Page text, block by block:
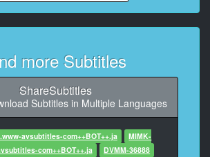
Character said: 住んでないと、家が
痛むって言うとか。.
Character said: そうだけど。.
10
Character said: 掃除とか、かの葉に
かけるかもしれないけど、
てくれているよ。 どうにかして守りた
いって。.
more Subtitles
ShareSubtitles
Subtitles in Multiple Languages
avsubtitles-com++BOT++.ja
MIMK-
com++BOT++.ja
DVMM-36888